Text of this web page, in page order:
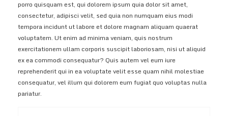
porro quisquam est, qui dolorem ipsum quia dolor sit amet,
consectetur, adipisci velit, sed quia non numquam eius modi
tempora incidunt ut labore et dolore magnam aliquam quaerat
voluptatem. Ut enim ad minima veniam, quis nostrum
exercitationem ullam corporis suscipit laboriosam, nisi ut aliquid
ex ea commodi consequatur? Quis autem vel eum iure
reprehenderit qui in ea voluptate velit esse quam nihil molestiae
consequatur, vel illum qui dolorem eum fugiat quo voluptas nulla
pariatur.